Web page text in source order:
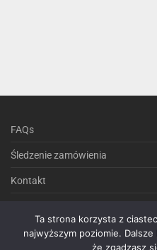
FAQs
Śledzenie zamówienia
Kontakt
Regulamin sklepu internetowego
Ta strona korzysta z
najwyższym poziomie.
że zgadzasz